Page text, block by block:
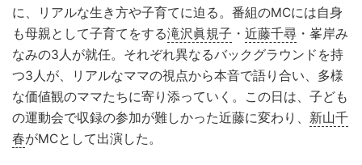
に、リアルな生き方や子育てに迫る。番組のMCには自身
も母親として子育てをする滝沢眞規子 ・ 近藤千尋 ・峯岸み
なみの3人が就任。それぞれ異なるバックグラウンドを持
つ3人が、リアルなママの視点から本音で語り合い、多様
な価値観のママたちに寄り添っていく。この日は、子ども
の運動会で収録の参加が難しかった近藤に変わり、 新山千
春がMCとして出演した。